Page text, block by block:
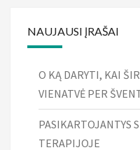
NAUJAUSI ĮRAŠAI
O KĄ DARYTI, KAI
VIENATVĖ PER
PASIKARTOJANTYS
TERAPIJOJE